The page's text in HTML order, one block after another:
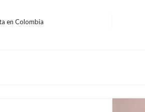
en Colombia